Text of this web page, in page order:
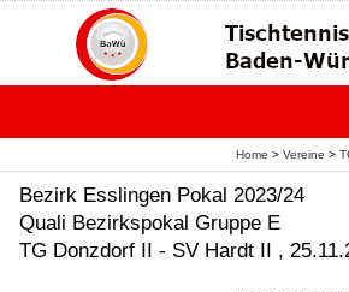
Home > Vereine >
Bezirk Esslingen Pokal 2023/24
Quali Bezirkspokal Gruppe E
TG Donzdorf II - SV Hardt II ,